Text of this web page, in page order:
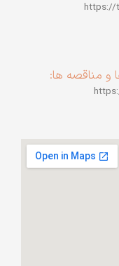
https://
و مناقصه ها: